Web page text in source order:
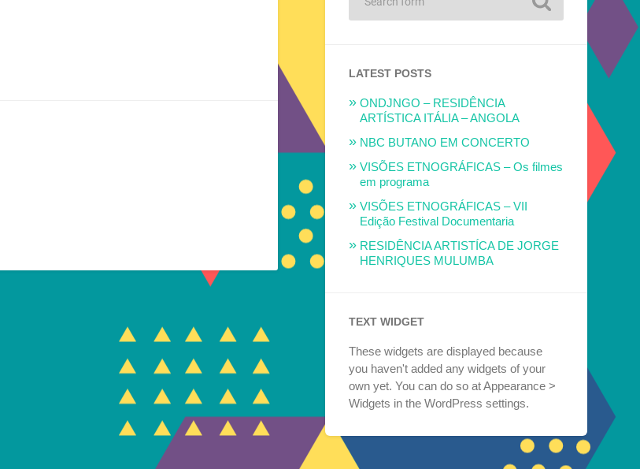
LATEST POSTS
ONDJNGO – RESIDÊNCIA
ARTÍSTICA ITÁLIA – ANGOLA
NBC BUTANO EM CONCERTO
VISÕES ETNOGRÁFICAS – Os filmes
em programa
VISÕES ETNOGRÁFICAS – VII
Edição Festival Documentaria
RESIDÊNCIA ARTISTÍCA DE JORGE
HENRIQUES MULUMBA
TEXT WIDGET
These widgets are displayed because
you haven't added any widgets of your
own yet. You can do so at Appearance >
Widgets in the WordPress settings.